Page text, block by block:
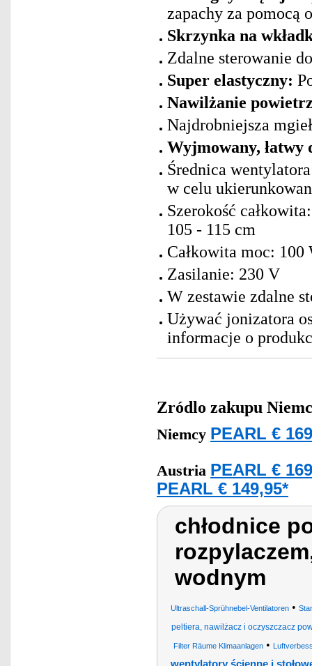
zapachy za pomocą
Skrzynka na
Zdalne sterowanie
Super elastyczny:
Nawilżanie
Najdrobniejsza
Wyjmowany, łatwy
Średnica
w celu
Szerokość
105 - 115 cm
Całkowita moc: 100
Zasilanie: 230 V
W zestawie zdalne
Używać jonizatora
informacje o
Zródlo zakupu
Niemcy PEARL €
Austria PEARL €
PEARL € 149,95*
chłodnice
wodnym
Ultraschall-Sprühnebel-Ventilatoren •
peltiera, nawilżacz i oczyszczacz
Filter Räume Klimaanlagen•